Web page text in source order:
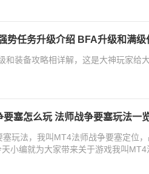
势任务升级介绍 BFA升级和满级
和装备攻略相详解，这是大神玩家给
要塞怎么玩 法师战争要塞玩法一
玩法，我叫MT4法师战争要塞定位
小编就为大家带来关于游戏我叫MT4